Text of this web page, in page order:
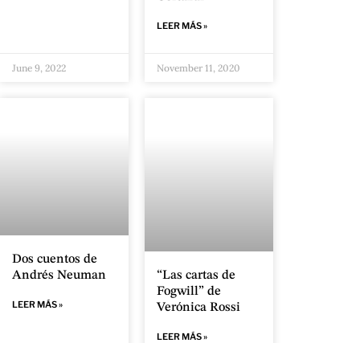
June 9, 2022
LEER MÁS »
November 11, 2020
Dos cuentos de
Andrés Neuman
LEER MÁS »
“Las cartas de
Fogwill” de
Verónica Rossi
LEER MÁS »